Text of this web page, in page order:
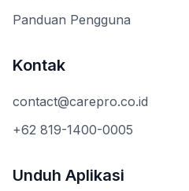
Panduan Pengguna
Kontak
contact@carepro.co.id
+62 819-1400-0005
Unduh Aplikasi